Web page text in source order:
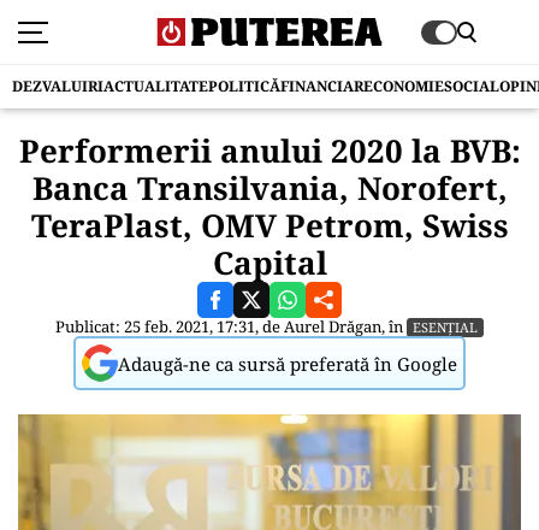
DEZVALUIRIACTUALITATEPOLITICĂFINANCIARECONOMIESOCIAL
Performerii anului 2020 la BVB:
Banca Transilvania, Norofert,
TeraPlast, OMV Petrom, Swiss
Capital
Publicat: 25 feb. 2021, 17:31, deAurel Drăgan, în ESENȚIAL
Adaugă-ne ca sursă preferată în Google